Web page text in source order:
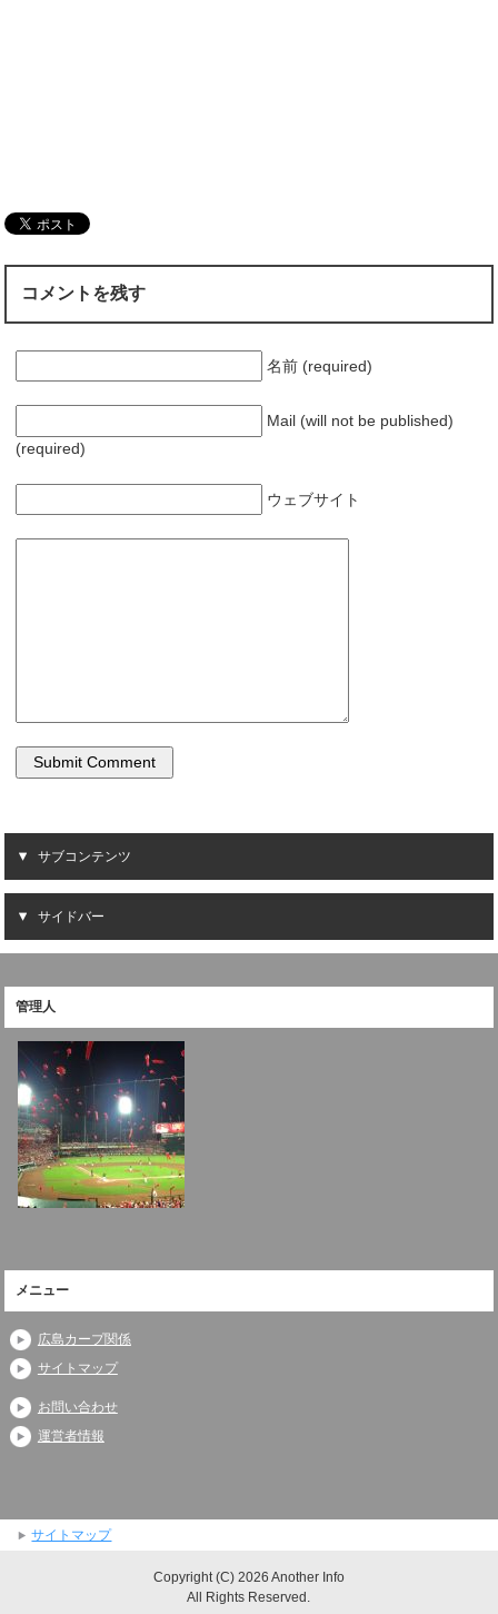
コメントを残す
名前 (required)
Mail (will not be published)
(required)
ウェブサイト
サブコンテンツ
サイドバー
管理人
メニュー
広島カープ関係
サイトマップ
お問い合わせ
運営者情報
サイトマップ
Copyright (C) 2026 Another Info
All Rights Reserved.